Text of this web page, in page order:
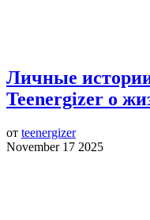
Личные
Teenergizer о
от teenergizer
November 17 2025